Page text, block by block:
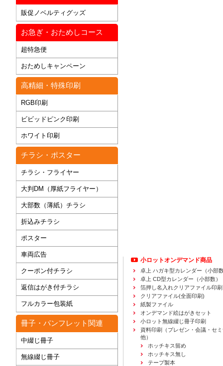
販促ノベルティグッズ
お急ぎ・おためしコース
超特急便
おためしキャンペーン
高精細・特殊印刷
RGB印刷
ビビッドピンク印刷
ホワイト印刷
チラシ・ポスター
チラシ・フライヤー
大判DM（厚紙フライヤー）
大部数（薄紙）チラシ
折込みチラシ
ポスター
車両広告
クーポン付チラシ
返信はがき付チラシ
フルカラー包装紙
冊子・パンフレット関連
中綴じ冊子
無線綴じ冊子
小ロットオンデマンド商品
卓上 ハガキ型カレンダー（小部
卓上 CD型カレンダー（小部数）
箔押し名入れクリアファイル印刷
クリアファイル(全面印刷)
紙製ファイル
オンデマンド絵はがきセット
小ロット無線綴じ冊子印刷
資料印刷
（プレゼン・会議・セ
他）
ホッチキス留め
ホッチキス無し
テープ製本